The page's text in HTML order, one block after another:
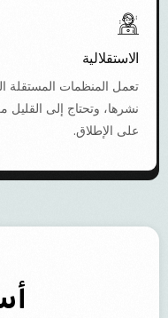
الاستقلالية
تعمل المنظمات المستقلة
نشرها، وتحتاج إلى القليل
على الإطلاق.